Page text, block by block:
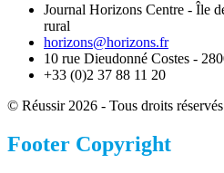
Journal Horizons Centre - Île
rural
horizons@horizons.fr
10 rue Dieudonné Costes -
+33 (0)2 37 88 11 20
© Réussir 2026 - Tous droits réservés
Footer Copyright